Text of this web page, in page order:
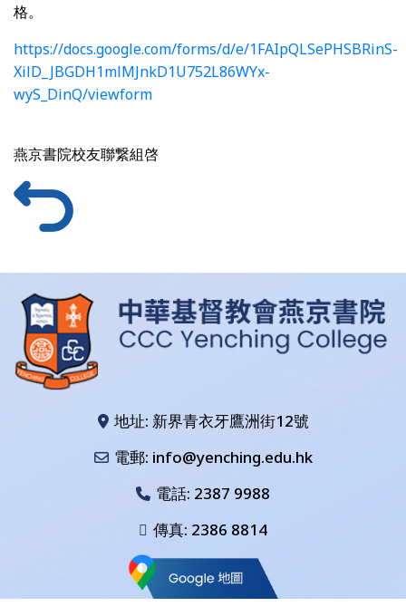
格。
https://docs.google.com/forms/d/e/1FAIpQLSePHSBRinS-
XilD_JBGDH1mlMJnkD1U752L86WYx-
wyS_DinQ/viewform
燕京書院校友聯繋組啓
地址: 新界青衣牙鷹洲街12號
電郵: info@yenching.edu.hk
電話: 2387 9988
傳真: 2386 8814